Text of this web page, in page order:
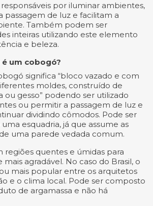
por iluminar ambientes,
passagem de luz e facilitam a
Também podem ser
inteiras utilizando este elemento
e beleza.
é um cobogó?
significa “bloco vazado e com
moldes, construído de
ou gesso” podendo ser utilizado
ou permitir a passagem de luz e
dividindo cômodos. Pode ser
esquadria, já que assume as
uma parede vedada comum.
regiões quentes e úmidas para
agradável. No caso do Brasil, o
mais popular entre os arquitetos
e o clima local. Pode ser composto
de argamassa e não há